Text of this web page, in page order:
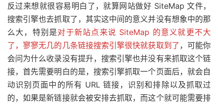
反过来想就很容易明白了，就算网站做好 SiteMap 文件，
搜索引擎也去抓取了，其实这中间的意义并没有想象中的那
么大，特别是对于新站点来说 SiteMap 的意义就更不大
了，寥寥无几的几条链接搜索引擎很快就获取到了 ，可能你
会问为什么收录没有提升，搜索引擎也并没有来抓取这个链
接，首先需要明白的是，搜索引擎抓取一个页面后，就会自
动识别页面中的所有 URL 链接，识别和排除以及抓取过
的，如果是新链接就会被安排去抓取，而这个就可能需要排